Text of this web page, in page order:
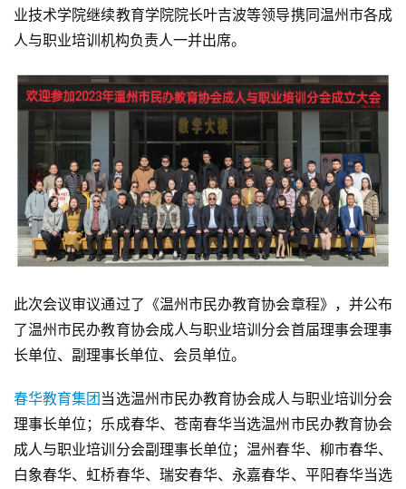
业技术学院继续教育学院院长叶吉波等领导携同温州市各成
人与职业培训机构负责人一并出席。
此次会议审议通过了《温州市民办教育协会章程》，并公布
了温州市民办教育协会成人与职业培训分会首届理事会理事
长单位、副理事长单位、会员单位。
春华教育集团 当选温州市民办教育协会成人与职业培训分会
理事长单位；乐成春华、苍南春华当选温州市民办教育协会
成人与职业培训分会副理事长单位；温州春华、柳市春华、
白象春华、虹桥春华、瑞安春华、永嘉春华、平阳春华当选